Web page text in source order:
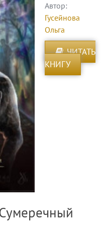
Автор:
Гусейнова
Ольга
ЧИТАТЬ
КНИГУ